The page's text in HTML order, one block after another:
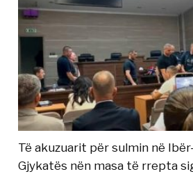
Të akuzuarit për sulmin në
Gjykatës nën masa të rrepta